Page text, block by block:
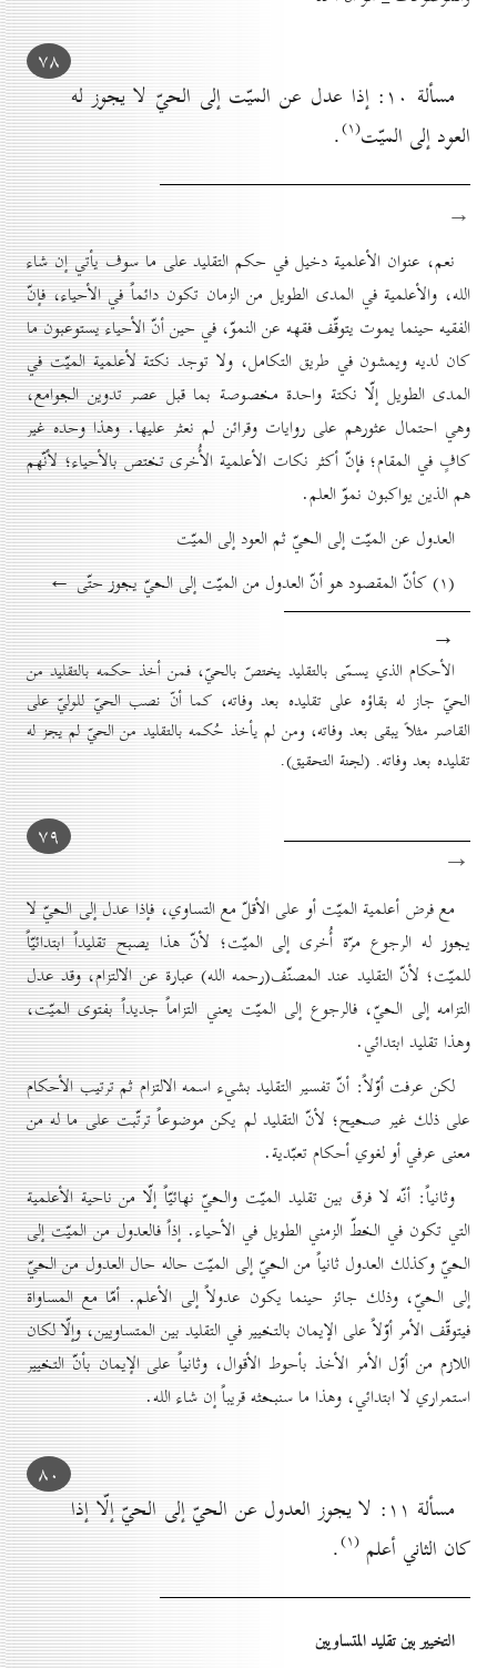
۷۸
مسألة ۱٠: إذا عدل عن الميّت إلى الحيّ لا يجوز له
العود إلى الميّت(۱) .
→
نعم، عنوان الأعلمية دخيل في حكم التقليد على ما سوف يأتي إن شاء
الله، والأعلمية في المدى الطويل من الزمان تكون دائماً في الأحياء، فإنّ
الفقيه حينما يموت يتوقّف فقهه عن النموّ، في حين أنّ الأحياء يستوعبون ما
كان لديه ويمشون في طريق التكامل، ولا توجد نكتة لأعلمية الميّت في
المدى الطويل إلّا نكتة واحدة مخصوصة بما قبل عصر تدوين الجوامع،
وهي احتمال عثورهم على روايات وقرائن لم نعثر عليها. وهذا وحده غير
كافٍ في المقام؛ فإنّ أكثر نكات الأعلمية الأُخرى تختص بالأحياء؛ لأنّهم
هم الذين يواكبون نموّ العلم.
العدول عن الميّت إلی الحيّ ثم العود إلی الميّت
(۱) كأنّ المقصود هو أنّ العدول من الميّت إلى الحيّ يجوز حتّى ←
→
الأحكام الذي يسمّى بالتقليد يختصّ بالحيّ، فمن أخذ حكمه بالتقليد من
الحيّ جاز له بقاؤه على تقليده بعد وفاته، كما أنّ نصب الحيّ للوليّ على
القاصر مثلاً يبقى بعد وفاته، ومن لم يأخذ حُكمه بالتقليد من الحيّ لم يجز له
تقليده بعد وفاته. (لجنة التحقيق).
۷۹
→
مع فرض أعلمية الميّت أو على الأقلّ مع التساوي، فإذا عدل إلى الحيّ لا
يجوز له الرجوع مرّة أُخرى إلى الميّت؛ لأنّ هذا يصبح تقليداً ابتدائيّاً
للميّت؛ لأنّ التقليد عند المصنّف(رحمه الله) عبارة عن الالتزام، وقد عدل
التزامه إلى الحيّ، فالرجوع إلى الميّت يعني التزاماً جديداً بفتوى الميّت،
وهذا تقليد ابتدائي.
لكن عرفت أوّلاً: أنّ تفسير التقليد بشيء اسمه الالتزام ثم ترتيب الأحكام
على ذلك غير صحيح؛ لأنّ التقليد لم يكن موضوعاً ترتّبت على ما له من
معنى عرفي أو لغوي أحكام تعبّدية.
وثانياً: أنّه لا فرق بين تقليد الميّت والحيّ نهائيّاً إلّا من ناحية الأعلمية
التي تكون في الخطّ الزمني الطويل في الأحياء. إذاً فالعدول من الميّت إلى
الحيّ وكذلك العدول ثانياً من الحيّ إلى الميّت حاله حال العدول من الحيّ
إلى الحيّ، وذلك جائز حينما يكون عدولاً إلى الأعلم. أمّا مع المساواة
فيتوقّف الأمر أوّلاً على الإيمان بالتخيير في التقليد بين المتساويين، وإلّا لكان
اللازم من أوّل الأمر الأخذ بأحوط الأقوال، وثانياً على الإيمان بأنّ التخيير
استمراري لا ابتدائي، وهذا ما سنبحثه قريباً إن شاء الله.
۸٠
مسألة ۱۱: لا يجوز العدول عن الحيّ إلی الحيّ إلّا إذا
كان الثاني أعلم (۱) .
التخيير بين تقليد المتساويين